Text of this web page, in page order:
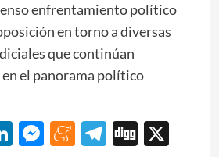
enfrentamiento político
en torno a diversas
que continúan
el panorama político
LinkedIn
Messenger
Meneame
Telegram
Digg
X